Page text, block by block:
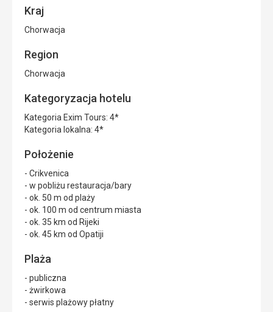
Kraj
Chorwacja
Region
Chorwacja
Kategoryzacja hotelu
Kategoria Exim Tours: 4*
Kategoria lokalna: 4*
Położenie
- Crikvenica
- w pobliżu restauracja/bary
- ok. 50 m od plaży
- ok. 100 m od centrum miasta
- ok. 35 km od Rijeki
- ok. 45 km od Opatiji
Plaża
- publiczna
- żwirkowa
- serwis plażowy płatny